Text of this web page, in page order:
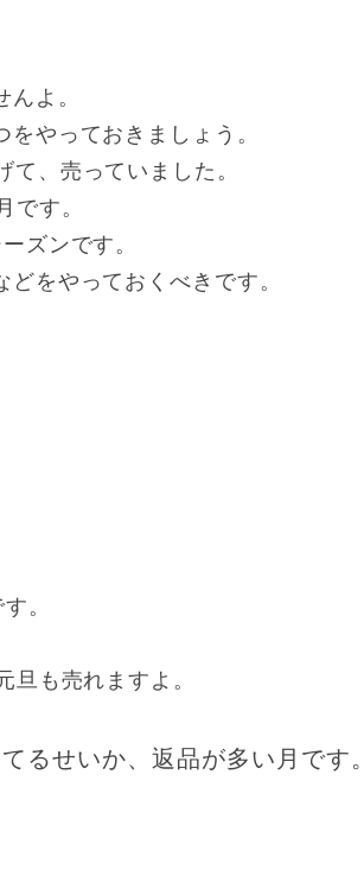
よ。
やっておきましょう。
、売っていました。
です。
ズンです。
をやっておくべきです。
。
旦も売れますよ。
るせいか、返品が多い月です。